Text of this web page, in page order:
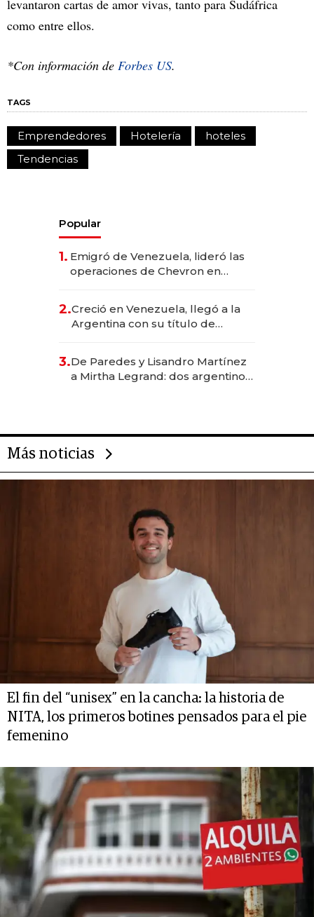
levantaron cartas de amor vivas, tanto para Sudáfrica
como entre ellos.
*Con información de Forbes US.
TAGS
Emprendedores Hotelería
hoteles
Tendencias
Popular
1. Emigró de Venezuela, lideró las
operaciones de Chevron en
2.Creció en Venezuela, llegó a la
Argentina con su título de
las marcas "fast premium"
3.De Paredes y Lisandro Martínez
a Mirtha Legrand: dos argentinos
Más noticias
El fin del “unisex” en la cancha: la historia de
NITA, los primeros botines pensados para el pie
femenino